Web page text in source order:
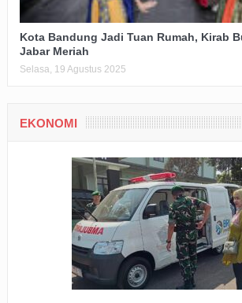
Kota Bandung Jadi Tuan Rumah, Kirab
Jabar Meriah
Selasa, 19 Agustus 2025
EKONOMI